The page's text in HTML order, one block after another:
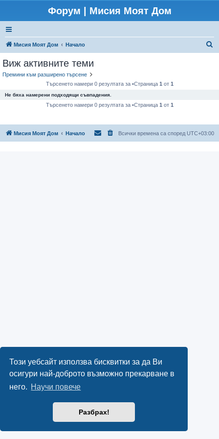
Този уебсайт използва бисквитки за да Ви
осигури най-доброто възможно прекарване в
него. Научи повече
Разбрах!
Форум | Мисия Моят Дом
Мисия Моят Дом Начало
Виж активните теми
Премини към разширено търсене
Търсенето намери 0 резултата за •Страница 1 от 1
Не бяха намерени подходящи съвпадения.
Търсенето намери 0 резултата за •Страница 1 от 1
Мисия Моят Дом Начало Всички времена са според UTC+03:00